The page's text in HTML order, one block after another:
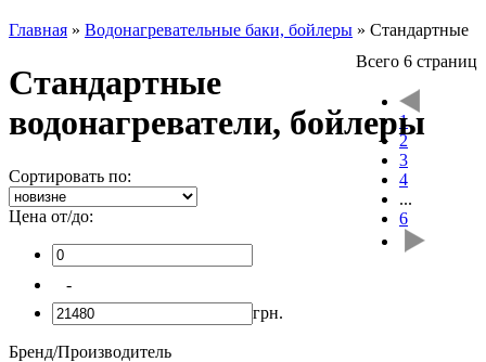
Главная » Водонагревательные баки, бойлеры » Стандартные
Стандартные
водонагреватели, бойлеры
Всего 6 страниц
1
2
3
4
...
6
Сортировать по:
Цена от/до:
-
грн.
Бренд/Производитель